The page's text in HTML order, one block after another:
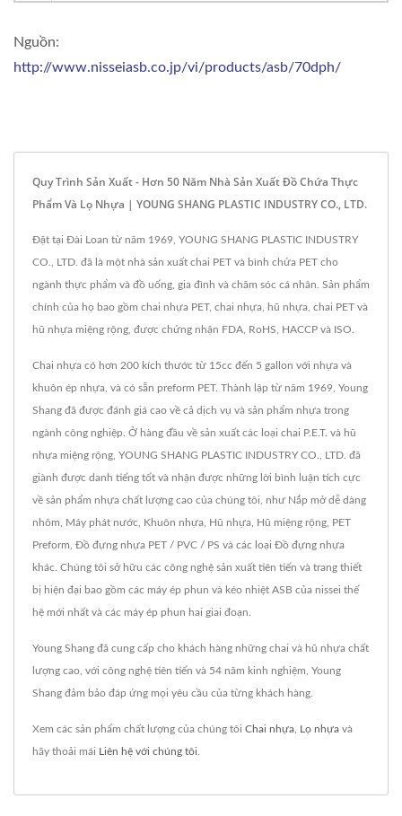
Nguồn:
http://www.nisseiasb.co.jp/vi/products/asb/70dph/
Quy Trình Sản Xuất - Hơn 50 Năm Nhà Sản Xuất Đồ Chứa Thực
Phẩm Và Lọ Nhựa | YOUNG SHANG PLASTIC INDUSTRY CO., LTD.
Đặt tại Đài Loan từ năm 1969, YOUNG SHANG PLASTIC INDUSTRY
CO., LTD. đã là một nhà sản xuất chai PET và bình chứa PET cho
ngành thực phẩm và đồ uống, gia đình và chăm sóc cá nhân. Sản phẩm
chính của họ bao gồm chai nhựa PET, chai nhựa, hũ nhựa, chai PET và
hũ nhựa miệng rộng, được chứng nhận FDA, RoHS, HACCP và ISO.
Chai nhựa có hơn 200 kích thước từ 15cc đến 5 gallon với nhựa và
khuôn ép nhựa, và có sẵn preform PET. Thành lập từ năm 1969, Young
Shang đã được đánh giá cao về cả dịch vụ và sản phẩm nhựa trong
ngành công nghiệp. Ở hàng đầu về sản xuất các loại chai P.E.T. và hũ
nhựa miệng rộng, YOUNG SHANG PLASTIC INDUSTRY CO., LTD. đã
giành được danh tiếng tốt và nhận được những lời bình luận tích cực
về sản phẩm nhựa chất lượng cao của chúng tôi, như Nắp mở dễ dàng
nhôm, Máy phát nước, Khuôn nhựa, Hũ nhựa, Hũ miệng rộng, PET
Preform, Đồ đựng nhựa PET / PVC / PS và các loại Đồ đựng nhựa
khác. Chúng tôi sở hữu các công nghệ sản xuất tiên tiến và trang thiết
bị hiện đại bao gồm các máy ép phun và kéo nhiệt ASB của nissei thế
hệ mới nhất và các máy ép phun hai giai đoạn.
Young Shang đã cung cấp cho khách hàng những chai và hũ nhựa chất
lượng cao, với công nghệ tiên tiến và 54 năm kinh nghiệm, Young
Shang đảm bảo đáp ứng mọi yêu cầu của từng khách hàng.
Xem các sản phẩm chất lượng của chúng tôi Chai nhựa Lọ nhựa và
hãy thoải mái Liên hệ với chúng tôi